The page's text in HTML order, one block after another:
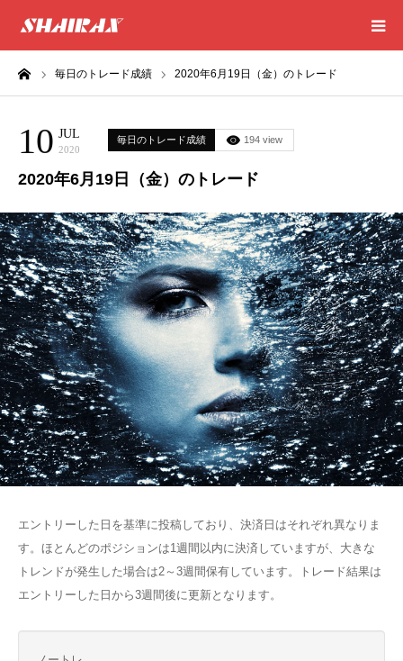
毎日のトレード成績 2020年6月19日（金）のトレード
10 JUL
2020
毎日のトレード成績 194 view
2020年6月19日（金）のトレード
エントリーした日を基準に投稿しており、決済日はそれぞれ異なりま
す。ほとんどのポジションは1週間以内に決済していますが、大きな
トレンドが発生した場合は2～3週間保有しています。トレード結果は
エントリーした日から3週間後に更新となります。
HOME
RESULT
SUCCESS
CONSULTING
EXCEL SHEET
NEWS
CONTACT